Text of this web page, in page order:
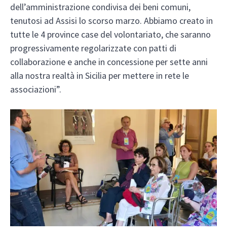
dell’amministrazione condivisa dei beni comuni,
tenutosi ad Assisi lo scorso marzo. Abbiamo creato in
tutte le 4 province case del volontariato, che saranno
progressivamente regolarizzate con patti di
collaborazione e anche in concessione per sette anni
alla nostra realtà in Sicilia per mettere in rete le
associazioni”.